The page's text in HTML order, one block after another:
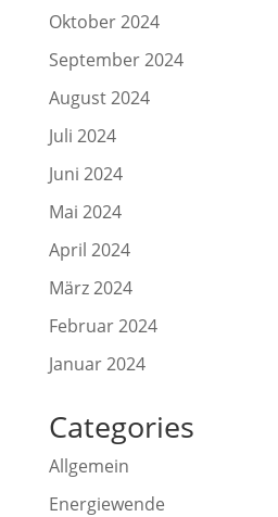
Oktober 2024
September 2024
August 2024
Juli 2024
Juni 2024
Mai 2024
April 2024
März 2024
Februar 2024
Januar 2024
Categories
Allgemein
Energiewende